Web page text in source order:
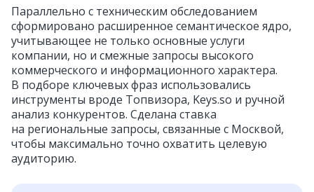
Параллельно с техническим обследованием
сформировано расширенное семантическое ядро,
учитывающее не только основные услуги
компании, но и смежные запросы высокого
коммерческого и информационного характера.
В подборе ключевых фраз использовались
инструменты вроде Топвизора, Keys.so и ручной
анализ конкурентов. Сделана ставка
на региональные запросы, связанные с Москвой,
чтобы максимально точно охватить целевую
аудиторию.